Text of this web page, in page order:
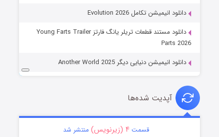
دانلود انیمیشن تکامل Evolution 2026
دانلود مستند قطعات تریلر یانگ فارتز Young Farts Trailer
Parts 2026
دانلود انیمیشن دنیایی دیگر Another World 2025
آپدیت شده‌ها
قسمت۴ (زیرنویس) منتشر شد